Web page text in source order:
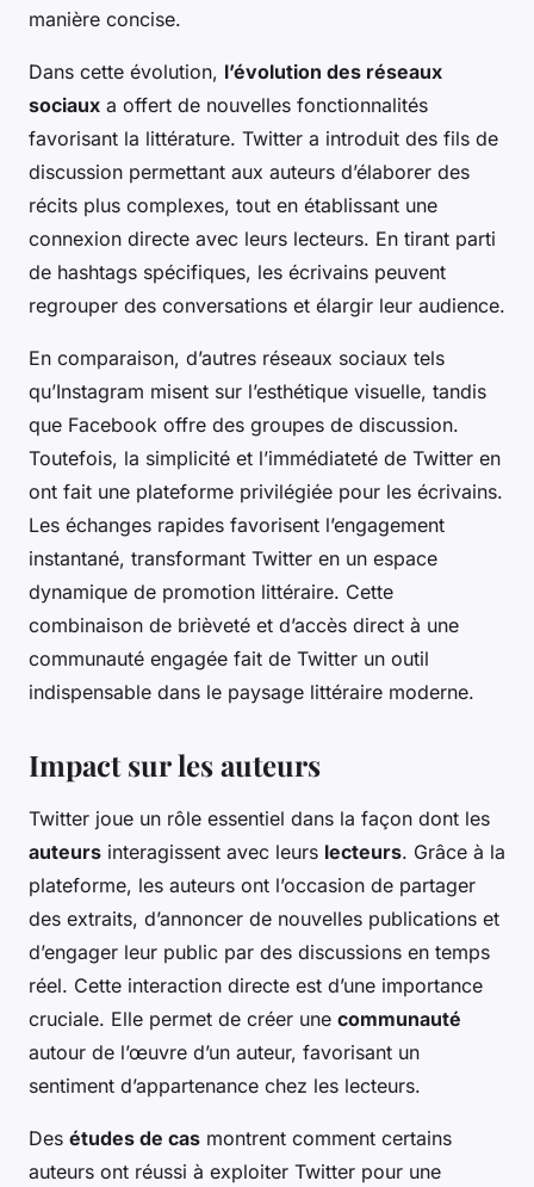
manière concise.
Dans cette évolution, l’évolution des réseaux
sociaux a offert de nouvelles fonctionnalités
favorisant la littérature. Twitter a introduit des fils de
discussion permettant aux auteurs d’élaborer des
récits plus complexes, tout en établissant une
connexion directe avec leurs lecteurs. En tirant parti
de hashtags spécifiques, les écrivains peuvent
regrouper des conversations et élargir leur audience.
En comparaison, d’autres réseaux sociaux tels
qu’Instagram misent sur l’esthétique visuelle, tandis
que Facebook offre des groupes de discussion.
Toutefois, la simplicité et l’immédiateté de Twitter en
ont fait une plateforme privilégiée pour les écrivains.
Les échanges rapides favorisent l’engagement
instantané, transformant Twitter en un espace
dynamique de promotion littéraire. Cette
combinaison de brièveté et d’accès direct à une
communauté engagée fait de Twitter un outil
indispensable dans le paysage littéraire moderne.
Impact sur les auteurs
Twitter joue un rôle essentiel dans la façon dont les
auteurs interagissent avec leurs lecteurs. Grâce à la
plateforme, les auteurs ont l’occasion de partager
des extraits, d’annoncer de nouvelles publications et
d’engager leur public par des discussions en temps
réel. Cette interaction directe est d’une importance
cruciale. Elle permet de créer une communauté
autour de l’œuvre d’un auteur, favorisant un
sentiment d’appartenance chez les lecteurs.
Des études de cas montrent comment certains
auteurs ont réussi à exploiter Twitter pour une